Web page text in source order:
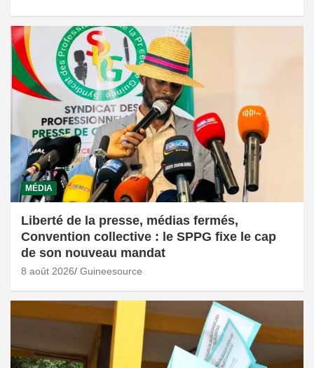
MÉDIA
Liberté de la presse, médias fermés,
Convention collective : le SPPG fixe le cap
de son nouveau mandat
8 août 2026 Guineesource